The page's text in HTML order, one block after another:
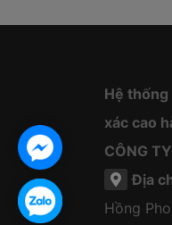
Hệ
xác cao
CÔNG
Địa
Hồng